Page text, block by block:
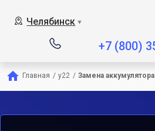
Челябинск ▼
+7 (800)
Главная / y22 / Замена аккумулятора